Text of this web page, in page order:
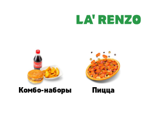
Комбо-наборы Пицца